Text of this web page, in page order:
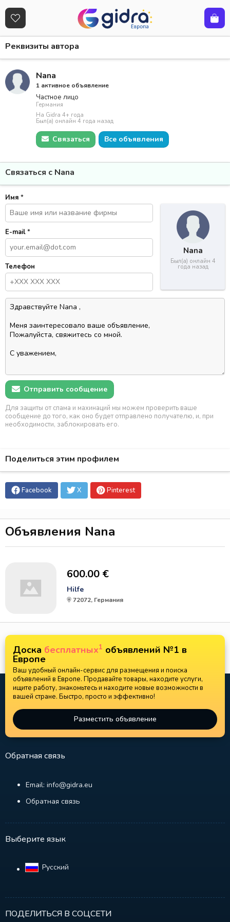
Реквизиты автора
Nana
1 активное объявление
Частное лицо
Германия
На Gidra 4+ года
Был(а) онлайн 4 года назад
Связаться Все объявления
Связаться с Nana
Nana
Был(а) онлайн 4
года назад
Имя *
E-mail*
Телефон
Отправить сообщение
Для защиты от спама и махинаций мы можем проверить ваше
сообщение до того, как оно будет отправлено получателю, и, при
необходимости, заблокировать его.
Поделиться этим профилем
Facebook X Pinterest
Объявления Nana
600.00 €
Hilfe
72072, Германия
Доска бесплатных1 объявлений №1 в
Европе
Ваш удобный онлайн-сервис для размещения и поиска
объявлений в Европе. Продавайте товары, находите услуги,
ищите работу, знакомьтесь и находите новые возможности в
вашей стране. Быстро, просто и эффективно!
Разместить объявление
Обратная связь
Email: info@gidra.eu
Обратная связь
Выберите язык
Русский‎
ПОДЕЛИТЬСЯ В СОЦСЕТИ